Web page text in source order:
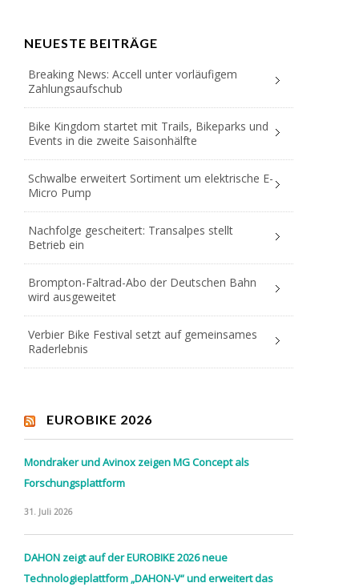
NEUESTE BEITRÄGE
Breaking News: Accell unter vorläufigem
Zahlungsaufschub
Bike Kingdom startet mit Trails, Bikeparks und
Events in die zweite Saisonhälfte
Schwalbe erweitert Sortiment um elektrische E-
Micro Pump
Nachfolge gescheitert: Transalpes stellt
Betrieb ein
Brompton-Faltrad-Abo der Deutschen Bahn
wird ausgeweitet
Verbier Bike Festival setzt auf gemeinsames
Raderlebnis
EUROBIKE 2026
Mondraker und Avinox zeigen MG Concept als
Forschungsplattform
31. Juli 2026
DAHON zeigt auf der EUROBIKE 2026 neue
Technologieplattform „DAHON-V“ und erweitert das